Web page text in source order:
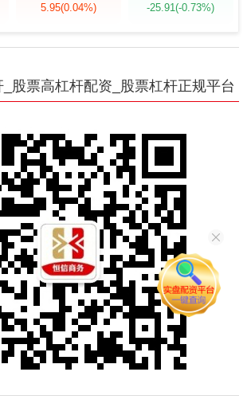
5.95(0.04%) -25.91(-0.73%)
_股票高杠杆配资_股票杠杆正规平台